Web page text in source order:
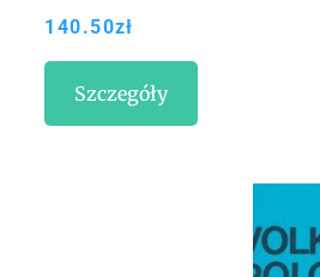
niedriges
140.50zł
Szczegóły